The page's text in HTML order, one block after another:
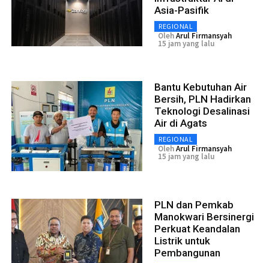
Asia-Pasifik
REGIONAL
OlehArul Firmansyah
15 jam yang lalu
Bantu Kebutuhan Air
Bersih, PLN Hadirkan
Teknologi Desalinasi
Air di Agats
REGIONAL
OlehArul Firmansyah
15 jam yang lalu
PLN dan Pemkab
Manokwari Bersinergi
Perkuat Keandalan
Listrik untuk
Pembangunan